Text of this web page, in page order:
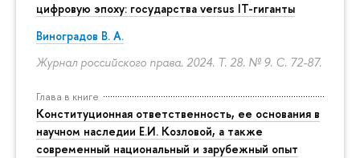
цифровую эпоху: государства versus IT-гиганты
Виноградов В. А.
Журнал российского права. 2024. Т. 28. № 9. С. 72-87.
Глава в книге
Конституционная ответственность, ее основания в
научном наследии Е.И. Козловой, а также
современный национальный и зарубежный опыт